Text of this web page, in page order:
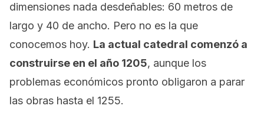
dimensiones nada desdeñables: 60 metros de
largo y 40 de ancho. Pero no es la que
conocemos hoy. La actual catedral comenzó a
construirse en el año 1205, aunque los
problemas económicos pronto obligaron a parar
las obras hasta el 1255.